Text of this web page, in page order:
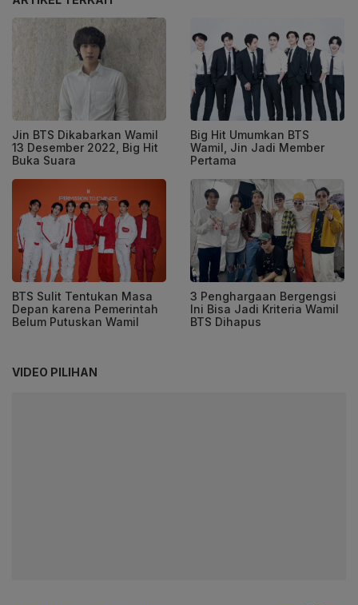
Jin BTS Dikabarkan Wamil
13 Desember 2022, Big Hit
Buka Suara
Big Hit Umumkan BTS
Wamil, Jin Jadi Member
Pertama
BTS Sulit Tentukan Masa
Depan karena Pemerintah
Belum Putuskan Wamil
3 Penghargaan Bergengsi
Ini Bisa Jadi Kriteria Wamil
BTS Dihapus
VIDEO PILIHAN